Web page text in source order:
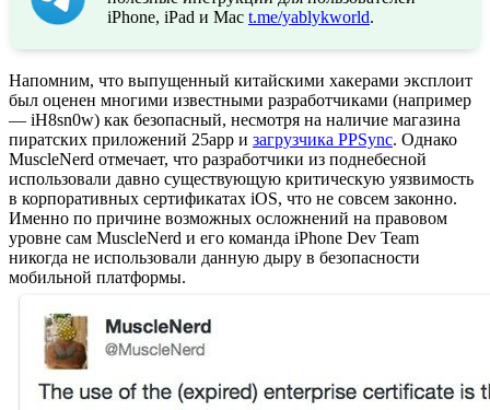
iPhone, iPad и Mac t.me/yablykworld.
Напомним, что выпущенный китайскими хакерами эксплоит
был оценен многими известными разработчиками (например
— iH8sn0w) как безопасный, несмотря на наличие магазина
пиратских приложений 25app и загрузчика PPSync. Однако
MuscleNerd отмечает, что разработчики из поднебесной
использовали давно существующую критическую уязвимость
в корпоративных сертификатах iOS, что не совсем законно.
Именно по причине возможных осложнений на правовом
уровне сам MuscleNerd и его команда iPhone Dev Team
никогда не использовали данную дыру в безопасности
мобильной платформы.